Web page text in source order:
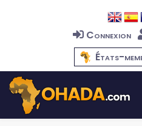
Connexion
États-